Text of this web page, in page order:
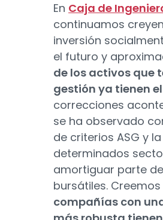
En Caja de
continuamos
inversión
el futuro y
de los activos que
gestión ya tienen el
correcciones
se ha observado
de criterios ASG y
determinados
amortiguar parte
bursátiles.
compañías con